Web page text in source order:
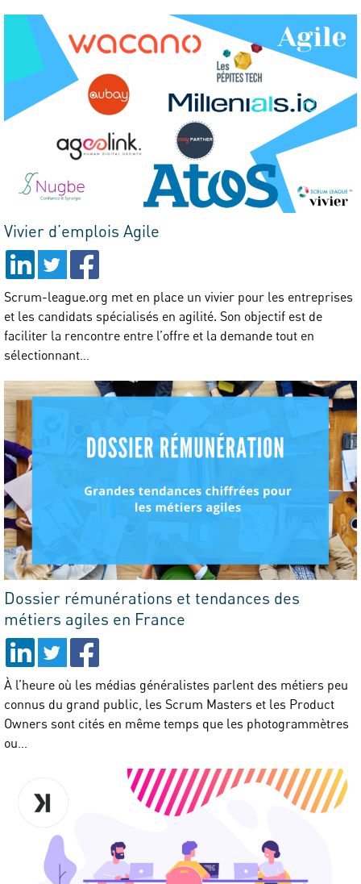
Vivier d’emplois Agile
Scrum-league.org met en place un vivier pour les entreprises
et les candidats spécialisés en agilité. Son objectif est de
faciliter la rencontre entre l’offre et la demande tout en
sélectionnant…
Dossier rémunérations et tendances des
métiers agiles en France
À l’heure où les médias généralistes parlent des métiers peu
connus du grand public, les Scrum Masters et les Product
Owners sont cités en même temps que les photogrammètres
ou…